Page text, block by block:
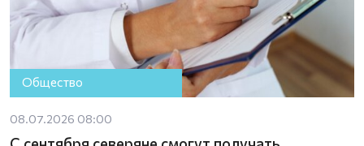
Общество
08.07.2026 08:00